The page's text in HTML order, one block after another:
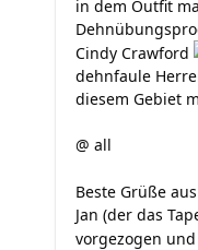
in dem Outfit
Cindy Crawford
dehnfaule
diesem Gebiet
@ all
Beste Grüße
Jan (der das
vorgezogen